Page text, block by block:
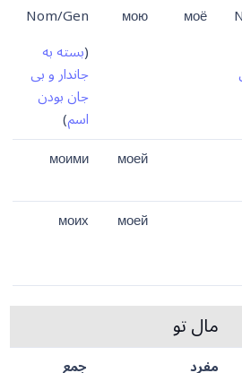
моё
мою
Nom/Gen
(بسته به
جاندار و بی
جان بودن
اسم)
моей
моими
моей
моих
مال تو
مفرد
جمع